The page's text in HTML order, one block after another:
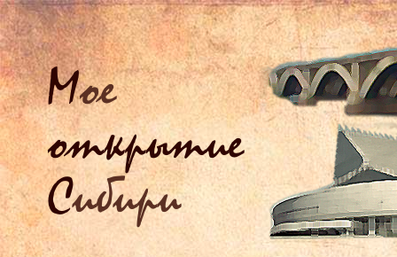
Мое
открытие
Сибири